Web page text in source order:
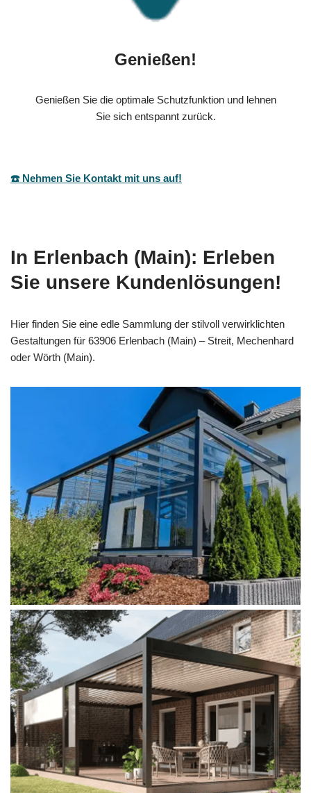
Genießen!
Genießen Sie die optimale Schutzfunktion und lehnen
Sie sich entspannt zurück.
☎️ Nehmen Sie Kontakt mit uns auf!
In Erlenbach (Main): Erleben
Sie unsere Kundenlösungen!
Hier finden Sie eine edle Sammlung der stilvoll verwirklichten
Gestaltungen für 63906 Erlenbach (Main) – Streit, Mechenhard
oder Wörth (Main).